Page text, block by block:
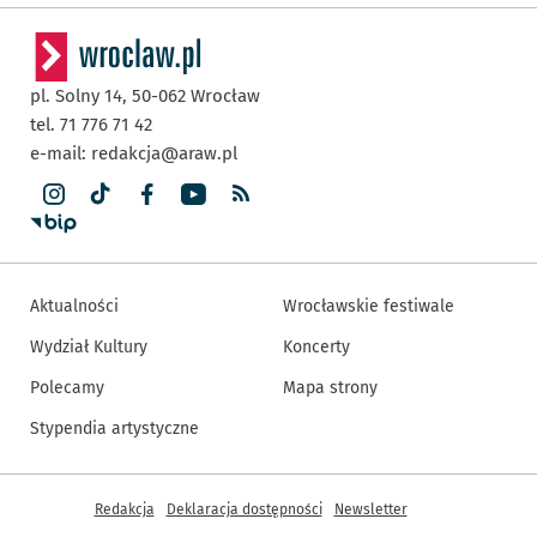
pl. Solny 14, 50-062 Wrocław
tel. 71 776 71 42
e-mail: redakcja@araw.pl
Aktualności
Wydział Kultury
Polecamy
Stypendia artystyczne
Wrocławskie festiwale
Koncerty
Mapa strony
Inne informacje
Redakcja Deklaracja dostępności Newsletter